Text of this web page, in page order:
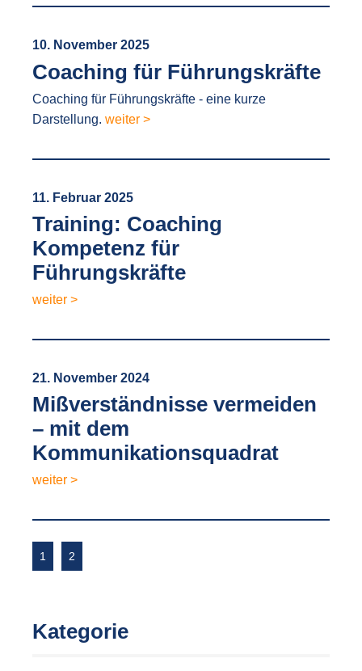
10. November 2025
Coaching für Führungskräfte
Coaching für Führungskräfte - eine kurze
Darstellung. weiter >
11. Februar 2025
Training: Coaching
Kompetenz für
Führungskräfte
weiter >
21. November 2024
Mißverständnisse vermeiden
– mit dem
Kommunikationsquadrat
weiter >
1 2
Kategorie